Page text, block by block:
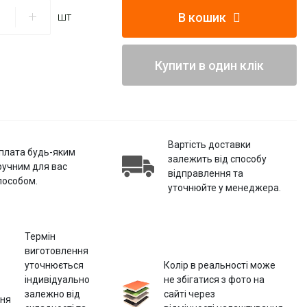
шт В кошик
Купити в один клік
будь-яким
для вас
Вартість доставки
залежить від способу
відправлення та
уточнюйте у менеджера.
Термін
виготовлення
уточнюється
індивідуально
залежно від
Колір в реальності може
не збігатися з фото на
сайті через